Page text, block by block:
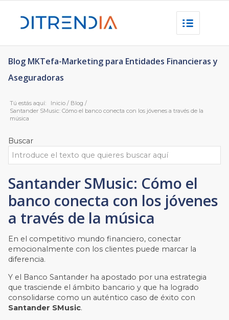
Blog MKTefa-Marketing para Entidades Financieras y
Aseguradoras
Tú estás aquí: Inicio / Blog /
Santander SMusic: Cómo el banco conecta con los jóvenes a través de la
música
Buscar
Santander SMusic: Cómo el
banco conecta con los jóvenes
a través de la música
En el competitivo mundo financiero, conectar
emocionalmente con los clientes puede marcar la
diferencia.
Y el Banco Santander ha apostado por una estrategia
que trasciende el ámbito bancario y que ha logrado
consolidarse como un auténtico caso de éxito con
Santander SMusic.